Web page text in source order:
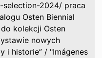
2024/ praca
Osten Biennial
kolekcji Osten
nowych
i historie” / "Imágenes